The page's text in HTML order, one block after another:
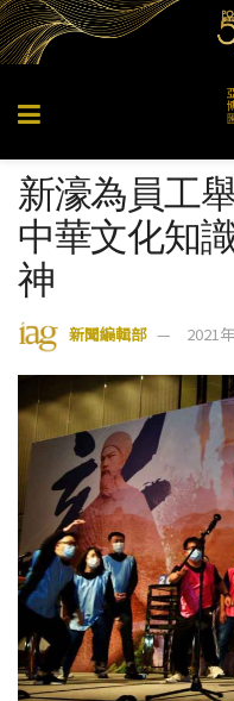
新濠為員工
中華文化知
神
新聞編輯部 2021